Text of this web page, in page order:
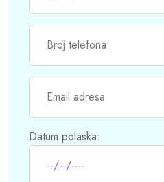
Datum polaska: